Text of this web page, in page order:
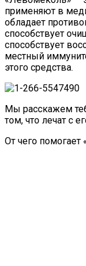
применяют в
обладает
способствует
способствует
местный
этого средства.
Мы расскажем
том, что лечат с
От чего